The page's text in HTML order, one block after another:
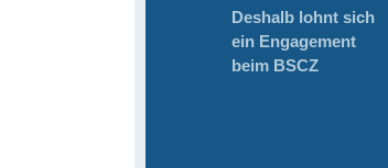
Deshalb lohnt sich
ein Engagement
beim BSCZ